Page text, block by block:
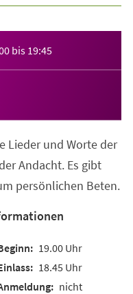
bis 19:45
Lieder und Worte der
Andacht. Es gibt
persönlichen Beten.
19.00 Uhr
18.45 Uhr
nicht